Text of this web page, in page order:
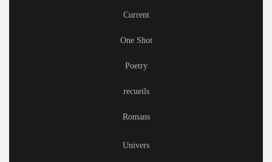
Current
One Shot
Poetry
recueils
Romans
Univers